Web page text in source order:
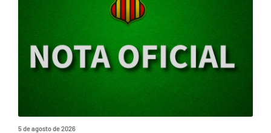
5 de agosto de 2026